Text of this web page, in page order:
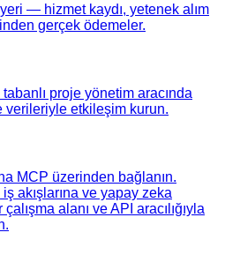
— hizmet kaydı, yetenek alım
gerçek ödemeler.
proje yönetim aracında
verileriyle etkileşim kurun.
MCP üzerinden bağlanın.
akışlarına ve yapay zeka
alanı ve API aracılığıyla